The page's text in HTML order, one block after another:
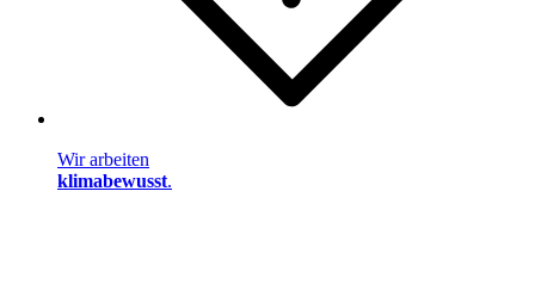
Wir arbeiten
klimabewusst.